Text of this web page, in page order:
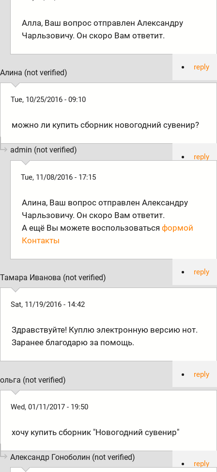
Алла, Ваш вопрос отправлен Александру
Чарльзовичу. Он скоро Вам ответит.
reply
Алина (not verified)
Tue, 10/25/2016 - 09:10
можно ли купить сборник новогодний сувенир?
reply
admin (not verified)
Tue, 11/08/2016 - 17:15
Алина, Ваш вопрос отправлен Александру
Чарльзовичу. Он скоро Вам ответит.
А ещё Вы можете воспользоватьсяформой
Контакты
reply
Тамара Иванова (not verified)
Sat, 11/19/2016 - 14:42
Здравствуйте! Куплю электронную версию нот.
Заранее благодарю за помощь.
reply
ольга (not verified)
Wed, 01/11/2017 - 19:50
хочу купить сборник "Новогодний сувенир"
reply
Александр Гоноболин (not verified)